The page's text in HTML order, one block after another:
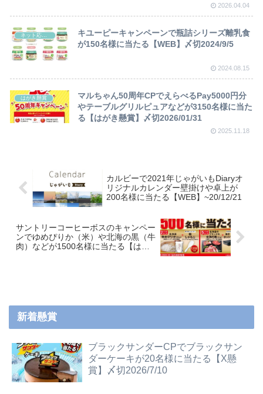
2026.04.04
キユーピーキャンペーンで瓶詰シリーズ離乳食
が150名様に当たる【WEB】〆切2024/9/5
2024.08.15
はがき懸賞
マルちゃん50周年CPでえらべるPay5000円分
やテーブルグリルピュアなどが3150名様に当た
る【はがき懸賞】〆切2026/01/31
2025.11.18
カルビーで2021年じゃがいもDiaryオ
リジナルカレンダー壁掛けや卓上が
200名様に当たる【WEB】~20/12/21
サントリーコーヒーボスのキャンペー
ンでゆめぴりか（米）や北海の黒（牛
肉）などが1500名様に当たる【はが
新着懸賞
ブラックサンダーCPでブラックサン
ダーケーキが20名様に当たる【X懸
賞】〆切2026/7/10